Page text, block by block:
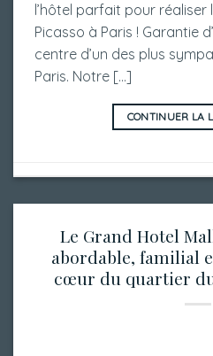
l’hôtel parfait pour réaliser
Picasso à Paris ! Garantie
centre d’un des plus
Paris. Notre […]
CONTINUER LA
Le Grand Hotel
abordable, familial
cœur du quartier